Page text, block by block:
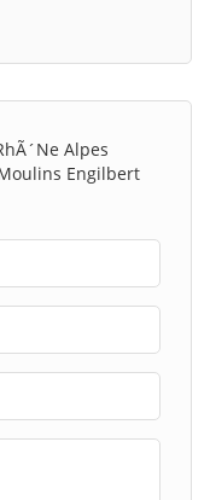
Alpes
Engilbert